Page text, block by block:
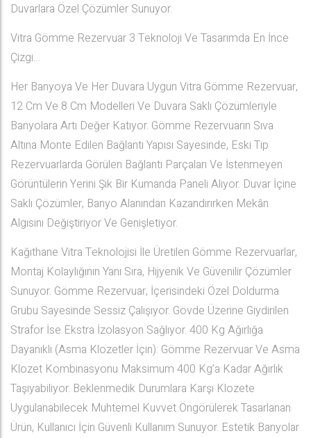
Duvarlara Özel Çözümler Sunuyor.
Vitra Gömme Rezervuar 3 Teknoloji Ve Tasarımda En İnce
Çizgi…
Her Banyoya Ve Her Duvara Uygun Vitra Gömme Rezervuar,
12 Cm Ve 8 Cm Modelleri Ve Duvara Saklı Çözümleriyle
Banyolara Artı Değer Katıyor. Gömme Rezervuarın Sıva
Altına Monte Edilen Bağlantı Yapısı Sayesinde, Eski Tip
Rezervuarlarda Görülen Bağlantı Parçaları Ve İstenmeyen
Görüntülerin Yerini Şık Bir Kumanda Paneli Alıyor. Duvar İçine
Saklı Çözümler, Banyo Alanından Kazandırırken Mekân
Algısını Değiştiriyor Ve Genişletiyor.
Kağıthane Vitra Teknolojisi İle Üretilen Gömme Rezervuarlar,
Montaj Kolaylığının Yanı Sıra, Hijyenik Ve Güvenilir Çözümler
Sunuyor. Gömme Rezervuar, İçerisindeki Özel Doldurma
Grubu Sayesinde Sessiz Çalışıyor. Gövde Üzerine Giydirilen
Strafor İse Ekstra İzolasyon Sağlıyor. 400 Kg Ağırlığa
Dayanıklı (Asma Klozetler İçin): Gömme Rezervuar Ve Asma
Klozet Kombinasyonu Maksimum 400 Kg’a Kadar Ağırlık
Taşıyabiliyor. Beklenmedik Durumlara Karşı Klozete
Uygulanabilecek Muhtemel Kuvvet Öngörülerek Tasarlanan
Ürün, Kullanıcı İçin Güvenli Kullanım Sunuyor. Estetik Banyolar